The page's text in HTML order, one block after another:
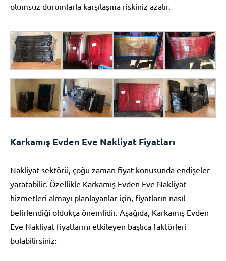
olumsuz durumlarla karşılaşma riskiniz azalır.
Karkamış Evden Eve Nakliyat Fiyatları
Nakliyat sektörü, çoğu zaman fiyat konusunda endişeler
yaratabilir. Özellikle Karkamış Evden Eve Nakliyat
hizmetleri almayı planlayanlar için, fiyatların nasıl
belirlendiği oldukça önemlidir. Aşağıda, Karkamış Evden
Eve Nakliyat fiyatlarını etkileyen başlıca faktörleri
bulabilirsiniz: